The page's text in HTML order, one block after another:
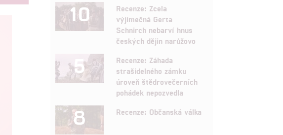
10
Recenze: Zcela
výjimečná Gerta
Schnirch nebarví hnus
českých dějin narůžovo
5
Recenze: Záhada
strašidelného zámku
úroveň štědrovečerních
pohádek nepozvedla
8 Recenze: Občanská válka